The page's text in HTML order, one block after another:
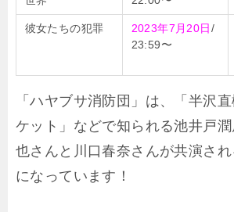
彼女たちの犯罪 2023年7月20日/
23:59〜
「ハヤブサ消防団」は、「半沢
ケット」などで知られる池井戸
也さんと川口春奈さんが共演さ
になっています！